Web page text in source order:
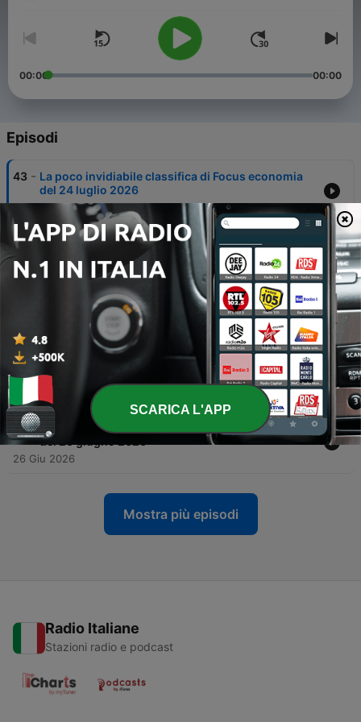
nostri, in Italia .
00:00 00:00
Episodi
43 - La poco invidiabile classifica di Focus economia
del 24 luglio 2026
24 Lug 2026
42 - La poco invidiabile classifica di Focus economia
17 Lug 2026
La poco invidiabile classifica di Focus economia
del 10 luglio 2026
10 Lug 2026
40 - La poco invidiabile classifica di Focus economia
del 3 luglio 2026
03 Lug 2026
39 - La poco invidiabile classifica di Focus economia
del 26 giugno 2026
26 Giu 2026
Mostra più episodi
Radio Italiane
Stazioni radio e podcast
SCARICA L'APP